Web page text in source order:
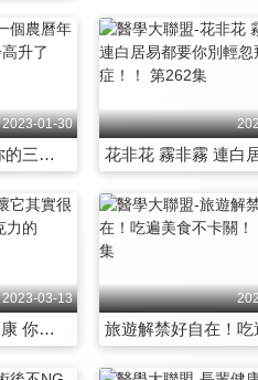
2023-01-30
過了一個農曆年 你的三高也跟著步步高升了嗎？ 第261集
2023-03-13
它不壞它其實很健康 你該知道黑巧克力的好！！ 第267集